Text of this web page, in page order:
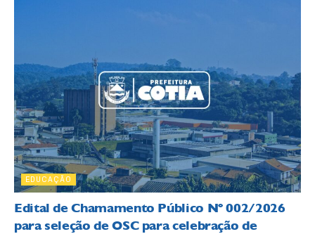
EDUCAÇÃO
Edital de Chamamento Público Nº 002/2026
para seleção de OSC para celebração de